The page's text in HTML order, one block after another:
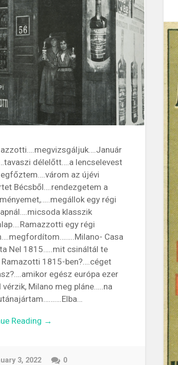
délelőtt….a lencselevest
az újévi
Bécsből….rendezgetem a
egy régi
klasszik
egy régi
Casa
Nel 1815…..mit csináltál te
1815-ben?….céget
egész európa ezer
vérzik, Milano meg pláne…..na
Reading →
3, 2022 0